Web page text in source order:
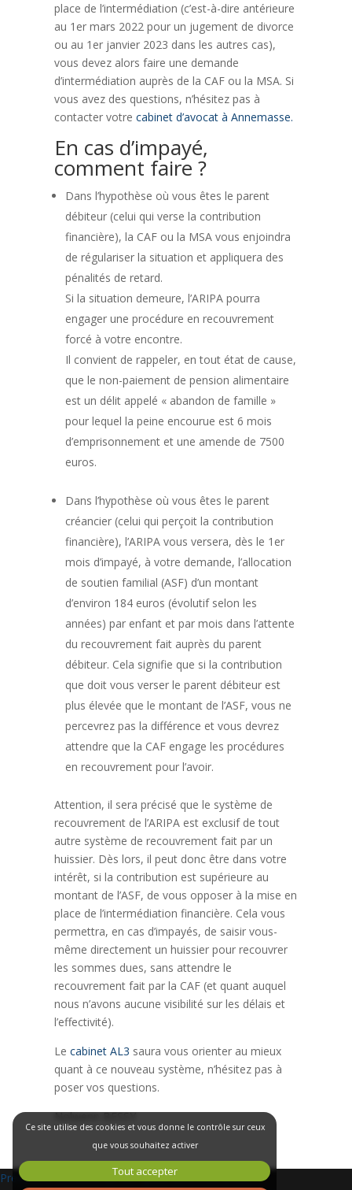
place de l’intermédiation (c’est-à-dire antérieure
au 1er mars 2022 pour un jugement de divorce
ou au 1er janvier 2023 dans les autres cas),
vous devez alors faire une demande
d’intermédiation auprès de la CAF ou la MSA. Si
vous avez des questions, n’hésitez pas à
contacter votre cabinet d’avocat à Annemasse.
En cas d’impayé,
comment faire ?
Dans l’hypothèse où vous êtes le parent
débiteur (celui qui verse la contribution
financière), la CAF ou la MSA vous enjoindra
de régulariser la situation et appliquera des
pénalités de retard.
Si la situation demeure, l’ARIPA pourra
engager une procédure en recouvrement
forcé à votre encontre.
Il convient de rappeler, en tout état de cause,
que le non-paiement de pension alimentaire
est un délit appelé « abandon de famille »
pour lequel la peine encourue est 6 mois
d’emprisonnement et une amende de 7500
euros.
Dans l’hypothèse où vous êtes le parent
créancier (celui qui perçoit la contribution
financière), l’ARIPA vous versera, dès le 1er
mois d’impayé, à votre demande, l’allocation
de soutien familial (ASF) d’un montant
d’environ 184 euros (évolutif selon les
années) par enfant et par mois dans l’attente
du recouvrement fait auprès du parent
débiteur. Cela signifie que si la contribution
que doit vous verser le parent débiteur est
plus élevée que le montant de l’ASF, vous ne
percevrez pas la différence et vous devrez
attendre que la CAF engage les procédures
en recouvrement pour l’avoir.
Attention, il sera précisé que le système de
recouvrement de l’ARIPA est exclusif de tout
autre système de recouvrement fait par un
huissier. Dès lors, il peut donc être dans votre
intérêt, si la contribution est supérieure au
montant de l’ASF, de vous opposer à la mise en
place de l’intermédiation financière. Cela vous
permettra, en cas d’impayés, de saisir vous-
même directement un huissier pour recouvrer
les sommes dues, sans attendre le
recouvrement fait par la CAF (et quant auquel
nous n’avons aucune visibilité sur les délais et
l’effectivité).
Le cabinet AL3 saura vous orienter au mieux
quant à ce nouveau système, n’hésitez pas à
poser vos questions.
Nolwenn BESSY
Navigation
Précédent: Accident de ski : quels sont mes droits ?
Ce site utilise des cookies et vous donne le contrôle sur ceux
que vous souhaitez activer
Tout accepter